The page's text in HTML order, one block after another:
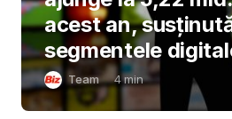
acest an,
segmentele
Team 4min